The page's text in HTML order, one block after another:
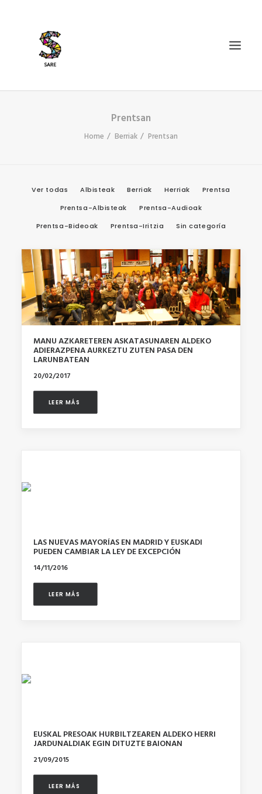
Prentsan
Home Berriak Prentsan
Ver todas Albisteak Berriak Herriak
Prentsa
Prentsa-Albisteak
Prentsa-Audioak
Prentsa-Bideoak
Prentsa-Iritzia Sin categoría
MANU AZKARETEREN ASKATASUNAREN ALDEKO
ADIERAZPENA AURKEZTU ZUTEN PASA DEN
LARUNBATEAN
20/02/2017
LEER MÁS
LAS NUEVAS MAYORÍAS EN MADRID Y EUSKADI
PUEDEN CAMBIAR LA LEY DE EXCEPCIÓN
14/11/2016
LEER MÁS
EUSKAL PRESOAK HURBILTZEAREN ALDEKO HERRI
JARDUNALDIAK EGIN DITUZTE BAIONAN
21/09/2015
LEER MÁS